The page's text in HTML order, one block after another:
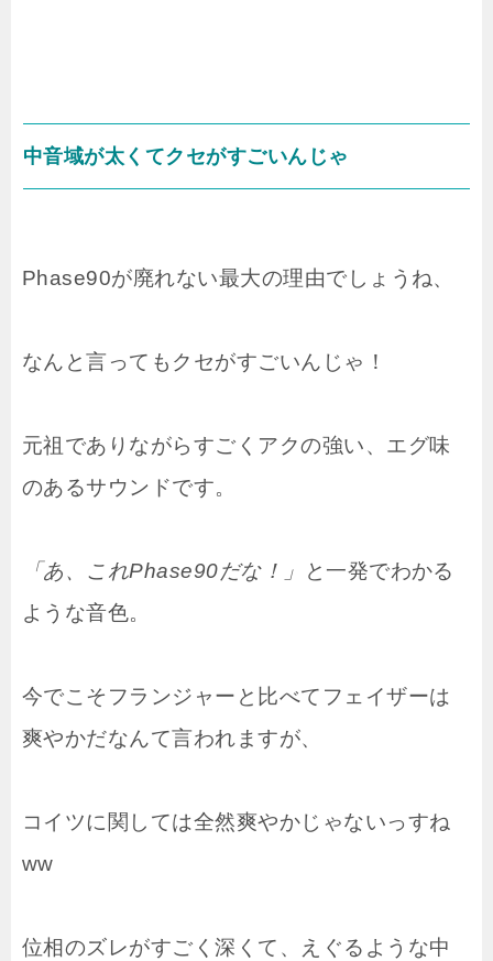
中音域が太くてクセがすごいんじゃ
Phase90が廃れない最大の理由でしょうね、
なんと言ってもクセがすごいんじゃ！
元祖でありながらすごくアクの強い、エグ味
のあるサウンドです。
「あ、これPhase90だな！」
と一発でわかる
ような音色。
今でこそフランジャーと比べてフェイザーは
爽やかだなんて言われますが、
コイツに関しては全然爽やかじゃないっすね
ww
位相のズレがすごく深くて、えぐるような中